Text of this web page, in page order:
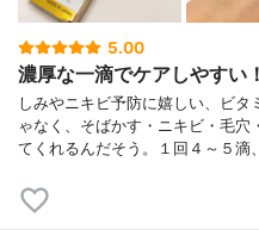
5.00
濃厚な一滴でケアしやすい！
しみやニキビ予防に嬉しい、ビタ
ゃなく、そばかす・ニキビ・毛穴
てくれるんだそう。１回４～５滴